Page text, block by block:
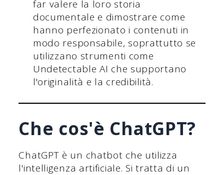
far valere la loro storia
documentale e dimostrare come
hanno perfezionato i contenuti in
modo responsabile, soprattutto se
utilizzano strumenti come
Undetectable AI che supportano
l'originalità e la credibilità.
Che cos'è ChatGPT?
ChatGPT è un chatbot che utilizza
l'intelligenza artificiale. Si tratta di un